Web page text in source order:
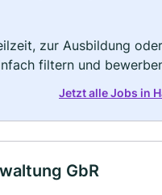
zur Ausbildung
filtern und
Jetzt alle Jobs in
GbR